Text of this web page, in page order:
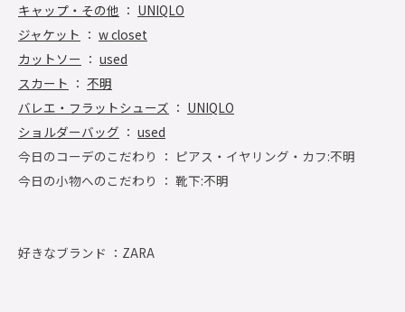
キャップ・その他 ： UNIQLO
ジャケット ： w closet
カットソー ： used
スカート ： 不明
バレエ・フラットシューズ ： UNIQLO
ショルダーバッグ ： used
今日のコーデのこだわり ： ピアス・イヤリング・カフ:不明
今日の小物へのこだわり ： 靴下:不明
好きなブランド ： ZARA